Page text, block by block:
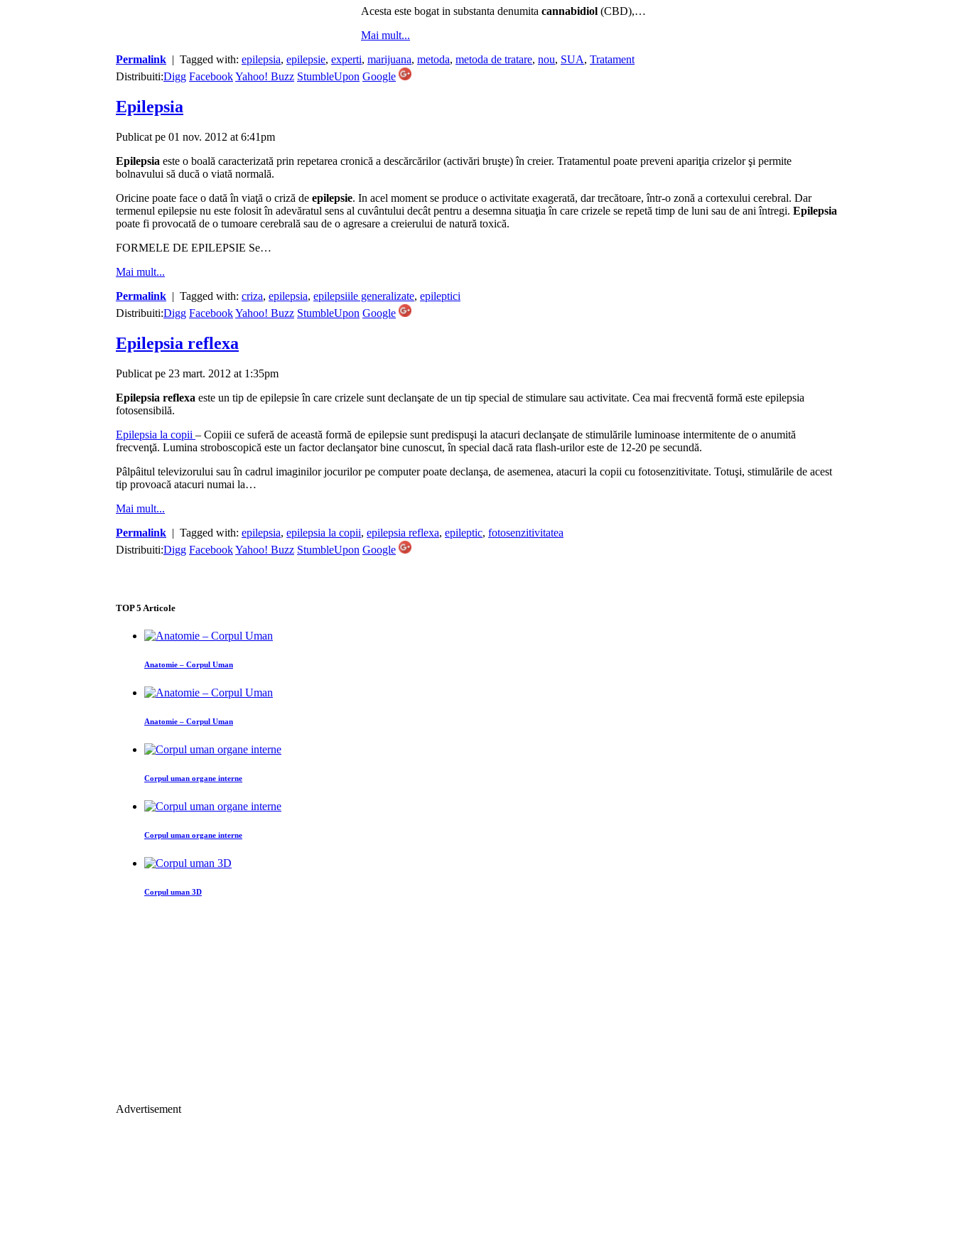
Acesta este bogat in substanta denumita cannabidiol (CBD),…
Mai mult...
Permalink | Tagged with: epilepsia, epilepsie, experti, marijuana, metoda, metoda de tratare, nou, SUA, Tratament
Distribuiti:Digg FacebookYahoo! Buzz StumbleUpon Google
Epilepsia
Publicat pe 01 nov. 2012 at 6:41pm
Epilepsia este o boală caracterizată prin repetarea cronică a descărcărilor (activări bruşte) în creier. Tratamentul poate preveni apariţia crizelor şi permite
bolnavului să ducă o viată normală.
Oricine poate face o dată în viaţă o criză de epilepsie. In acel moment se produce o activitate exagerată, dar trecătoare, într-o zonă a cortexului cerebral. Dar
termenul epilepsie nu este folosit în adevăratul sens al cuvântului decât pentru a desemna situaţia în care crizele se repetă timp de luni sau de ani întregi. Epilepsia
poate fi provocată de o tumoare cerebrală sau de o agresare a creierului de natură toxică.
FORMELE DE EPILEPSIE Se…
Mai mult...
Permalink | Tagged with: criza, epilepsia, epilepsiile generalizate, epileptici
Distribuiti:Digg FacebookYahoo! Buzz StumbleUpon Google
Epilepsia reflexa
Publicat pe 23 mart. 2012 at 1:35pm
Epilepsia reflexa este un tip de epilepsie în care crizele sunt declanşate de un tip special de stimulare sau activitate. Cea mai frecventă formă este epilepsia
fotosensibilă.
Epilepsia la copii – Copiii ce suferă de această formă de epilepsie sunt predispuşi la atacuri declanşate de stimulările luminoase intermitente de o anumită
frecvenţă. Lumina stroboscopică este un factor declanşator bine cunoscut, în special dacă rata flash-urilor este de 12-20 pe secundă.
Pâlpâitul televizorului sau în cadrul imaginilor jocurilor pe computer poate declanşa, de asemenea, atacuri la copii cu fotosenzitivitate. Totuşi, stimulările de acest
tip provoacă atacuri numai la…
Mai mult...
Permalink | Tagged with: epilepsia, epilepsia la copii, epilepsia reflexa, epileptic, fotosenzitivitatea
Distribuiti:Digg FacebookYahoo! Buzz StumbleUpon Google
TOP5 Articole
Anatomie – Corpul Uman
Anatomie – Corpul Uman
Corpul uman organe interne
Corpul uman organe interne
Corpul uman 3D
Advertisement